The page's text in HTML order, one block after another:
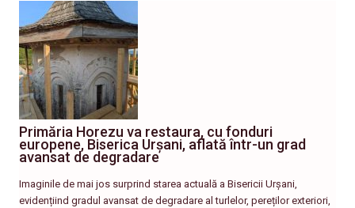
Primăria Horezu va restaura, cu fonduri
europene, Biserica Urșani, aflată într-un grad
avansat de degradare
Imaginile de mai jos surprind starea actuală a Bisericii Urșani,
evidențiind gradul avansat de degradare al turlelor, pereților exteriori,